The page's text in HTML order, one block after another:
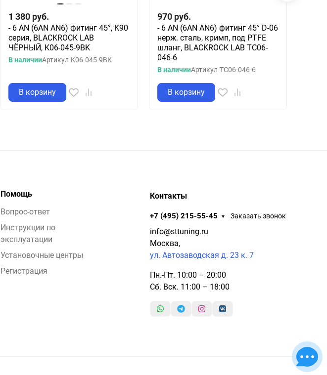
1 380 руб.
- 6 AN (6AN AN6) фитинг 45°, K90
серия, BLACKROCK LAB
ЧЁРНЫЙ, K06-045-9BK
В наличииАртикул K06-045-9BK
В корзину
970 руб.
- 6 AN (6AN AN6) фитинг 45° D-06
нерж. сталь, кримп, под PTFE
шланг, BLACKROCK LAB TC06-
046-6
В наличииАртикул TC06-046-6
В корзину
Помощь
Вопрос-ответ
Инструкции по
эксплуатации
Установочные центры
Регистрация
Контакты
+7 (495) 215-55-45 Заказать звонок
info@sttuning.ru
Москва,
ул. Автозаводская д. 23 к. 7
Пн.-Пт. 10:00 – 20:00
Сб. Вск. 11:00 – 18:00